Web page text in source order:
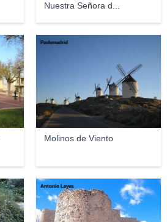
Nuestra Señora d...
Molinos de Viento
Pavlemadrid
Antonio Leyva